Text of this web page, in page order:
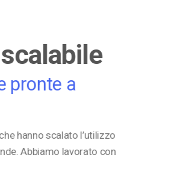
pronte a
hanno scalato l’utilizzo
Abbiamo lavorato con